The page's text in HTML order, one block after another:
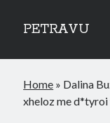
PETRAVU
Sidebar
Bank
Credit Cards
Home » Dalina
xheloz me